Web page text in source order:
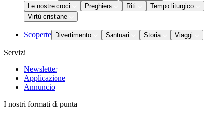
Le nostre croci
Preghiera Riti
Tempo liturgico
Virtù cristiane
Scoperte Divertimento Santuari Storia Viaggi
Servizi
Newsletter
Applicazione
Annuncio
I nostri formati di punta